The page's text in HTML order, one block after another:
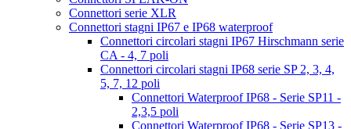
Connettori serie XLR
Connettori stagni IP67 e IP68 waterproof
Connettori circolari stagni IP67 Hirschmann serie
CA - 4, 7 poli
Connettori circolari stagni IP68 serie SP 2, 3, 4,
5, 7, 12 poli
Connettori Waterproof IP68 - Serie SP11 -
2,3,5 poli
Connettori Waterproof IP68 - Serie SP13 -